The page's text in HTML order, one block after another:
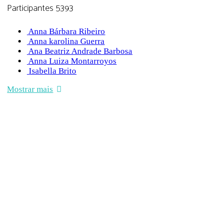
Participantes 5393
Anna Bárbara Ribeiro
Anna karolina Guerra
Ana Beatriz Andrade Barbosa
Anna Luiza Montarroyos
Isabella Brito
Mostrar mais